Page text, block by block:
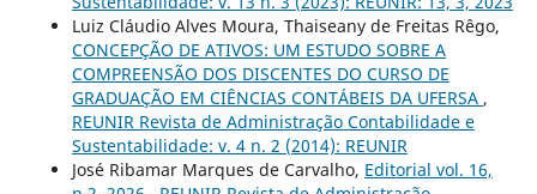
Luiz Cláudio Alves Moura, Thaiseany de Freitas Rêgo,
CONCEPÇÃO DE ATIVOS: UM ESTUDO SOBRE A
COMPREENSÃO DOS DISCENTES DO CURSO DE
GRADUAÇÃO EM CIÊNCIAS CONTÁBEIS DA UFERSA ,
REUNIR Revista de Administração Contabilidade e
Sustentabilidade: v. 4 n. 2 (2014): REUNIR
José Ribamar Marques de Carvalho, Editorial vol. 16,